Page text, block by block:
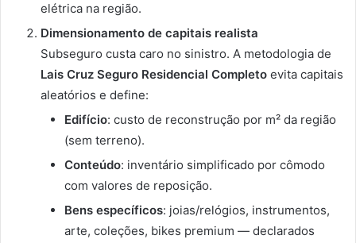
elétrica na região.
Dimensionamento de capitais realista
Subseguro custa caro no sinistro. A metodologia de
Lais Cruz Seguro Residencial Completo evita capitais
aleatórios e define:
Edifício: custo de reconstrução por m² da região
(sem terreno).
Conteúdo: inventário simplificado por cômodo
com valores de reposição.
Bens específicos: joias/relógios, instrumentos,
arte, coleções, bikes premium — declarados